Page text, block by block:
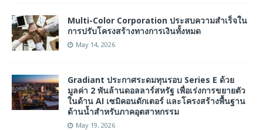
Multi-Color Corporation ประสบความสำเร็จใน
การปรับโครงสร้างทางการเงินทั้งหมด
May 14, 2026
Gradiant ประกาศระดมทุนรอบ Series E ด้วย
มูลค่า 2 พันล้านดอลลาร์สหรัฐ เพื่อเร่งการขยายตัว
ในด้าน AI เซมิคอนดักเตอร์ และโครงสร้างพื้นฐาน
ด้านน้ำสำหรับภาคอุตสาหกรรม
May 19, 2026